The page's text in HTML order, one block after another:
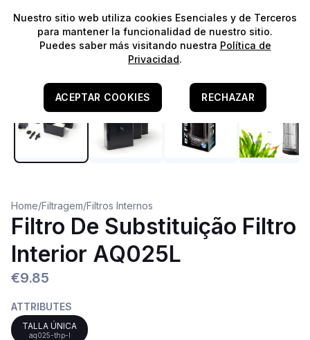
⭐️¡Envíos gratis para pedidos superiores a 60€!*⭐️
Home/Filtragem/Filtros Internos
Filtro De Substituição Filtro
Interior AQ025L
€9.85
ATTRIBUTES
TALLA ÚNICA
aq025-thp-l
Nuestro sitio web utiliza cookies Esenciales y de Terceros
para mantener la funcionalidad de nuestro sitio.
Puedes saber más visitando nuestra Política de
Privacidad.
ACEPTAR COOKIES RECHAZAR